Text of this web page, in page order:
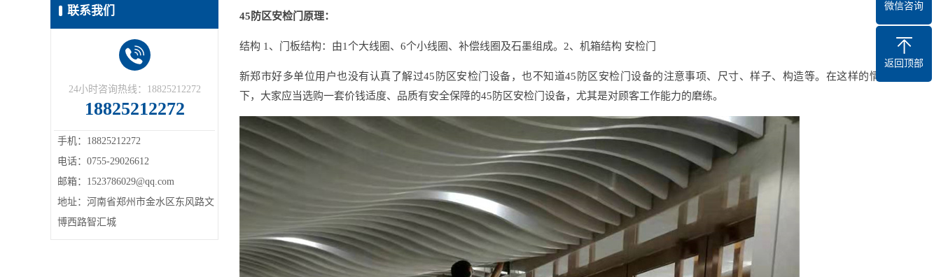
联系我们
24小时咨询热线：18825212272
18825212272
手机：18825212272
电话：0755-29026612
邮箱：1523786029@qq.com
地址：河南省郑州市金水区东风路文
博西路智汇城
45防区安检门原理：
结构 1、门板结构：由1个大线圈、6个小线圈、补偿线圈及石墨组成。2、机箱结构 安检门
新郑市好多单位用户也没有认真了解过45防区安检门设备，也不知道45防区安检门设备的注意事项、尺寸、样子、构造等。在这样的情况
下，大家应当选购一套价钱适度、品质有安全保障的45防区安检门设备，尤其是对顾客工作能力的磨练。
微信咨询
返回顶部